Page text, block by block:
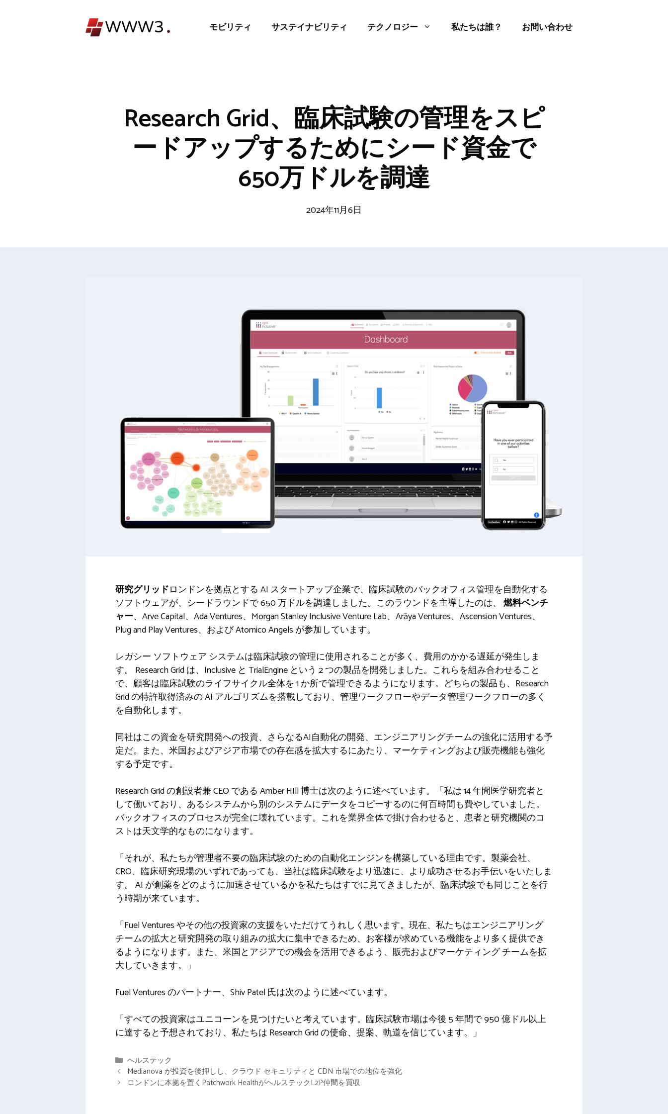
モビリティ サステイナビリティ テクノロジー 私たちは誰？ お問い合わせ
Research Grid、臨床試験の管理をスピ
ードアップするためにシード資金で
650万ドルを調達
2024年11月6日
研究グリッドロンドンを拠点とする AI スタートアップ企業で、臨床試験のバックオフィス管理を自動化する
ソフトウェアが、シードラウンドで 650 万ドルを調達しました。このラウンドを主導したのは、 燃料ベンチ
ャー、Arve Capital、Ada Ventures、Morgan Stanley Inclusive Venture Lab、Arāya Ventures、Ascension Ventures、
Plug and Play Ventures、および Atomico Angels が参加しています。
レガシー ソフトウェア システムは臨床試験の管理に使用されることが多く、費用のかかる遅延が発生しま
す。 Research Grid は、Inclusive と TrialEngine という 2 つの製品を開発しました。これらを組み合わせること
で、顧客は臨床試験のライフサイクル全体を 1 か所で管理できるようになります。どちらの製品も、Research
Grid の特許取得済みの AI アルゴリズムを搭載しており、管理ワークフローやデータ管理ワークフローの多く
を自動化します。
同社はこの資金を研究開発への投資、さらなるAI自動化の開発、エンジニアリングチームの強化に活用する予
定だ。また、米国およびアジア市場での存在感を拡大するにあたり、マーケティングおよび販売機能も強化
する予定です。
Research Grid の創設者兼 CEO である Amber HIll 博士は次のように述べています。「私は 14 年間医学研究者と
して働いており、あるシステムから別のシステムにデータをコピーするのに何百時間も費やしていました。
バックオフィスのプロセスが完全に壊れています。これを業界全体で掛け合わせると、患者と研究機関のコ
ストは天文学的なものになります。
「それが、私たちが管理者不要の臨床試験のための自動化エンジンを構築している理由です。製薬会社、
CRO、臨床研究現場のいずれであっても、当社は臨床試験をより迅速に、より成功させるお手伝いをいたしま
す。 AI が創薬をどのように加速させているかを私たちはすでに見てきましたが、臨床試験でも同じことを行
う時期が来ています。
「Fuel Ventures やその他の投資家の支援をいただけてうれしく思います。現在、私たちはエンジニアリング
チームの拡大と研究開発の取り組みの拡大に集中できるため、お客様が求めている機能をより多く提供でき
るようになります。また、米国とアジアでの機会を活用できるよう、販売およびマーケティング チームを拡
大していきます。」
Fuel Ventures のパートナー、Shiv Patel 氏は次のように述べています。
「すべての投資家はユニコーンを見つけたいと考えています。臨床試験市場は今後 5 年間で 950 億ドル以上
に達すると予想されており、私たちは Research Grid の使命、提案、軌道を信じています。」
カ
テ
ゴ
ヘルステック
Medianova が投資を後押しし、クラウド セキュリティと CDN 市場での地位を強化
ロンドンに本拠を置くPatchwork HealthがヘルステックL2P仲間を買収